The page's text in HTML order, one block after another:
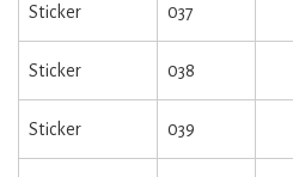
Sticker 037
Sticker 038
Sticker 039